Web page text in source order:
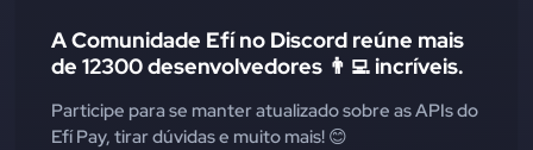
A Comunidade Efí no Discord reúne mais
de 12300 desenvolvedores 👨‍💻 incríveis.
Participe para se manter atualizado sobre as APIs do
Efí Pay, tirar dúvidas e muito mais! 😊